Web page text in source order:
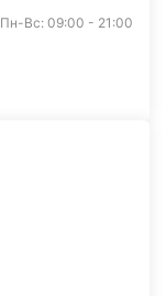
Пн-Вс: 09:00 - 21:00